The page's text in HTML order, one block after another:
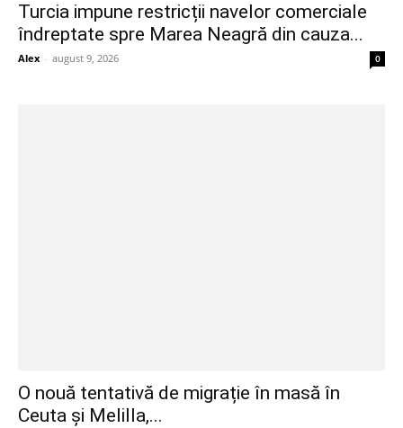
Turcia impune restricții navelor comerciale
îndreptate spre Marea Neagră din cauza...
Alex - august 9, 2026 0
O nouă tentativă de migrație în masă în
Ceuta și Melilla,...